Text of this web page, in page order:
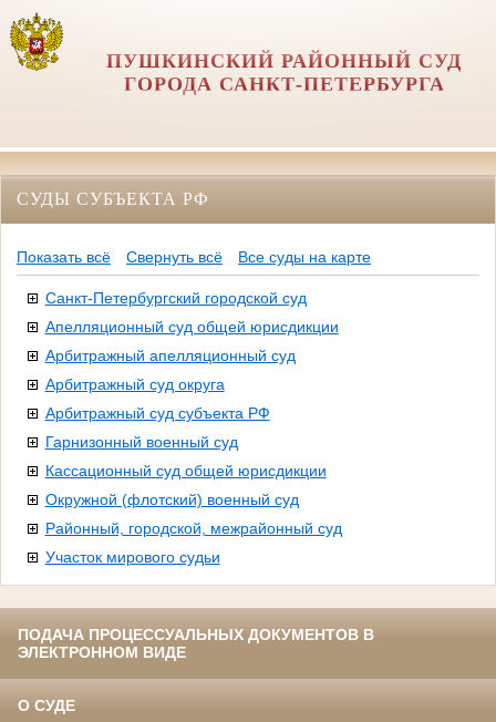
ПУШКИНСКИЙ РАЙОННЫЙ СУД
ГОРОДА САНКТ-ПЕТЕРБУРГА
СУДЫ СУБЪЕКТА РФ
Показать всё Свернуть всё Все суды на карте
Санкт-Петербургский городской суд
Апелляционный суд общей юрисдикции
Арбитражный апелляционный суд
Арбитражный суд округа
Арбитражный суд субъекта РФ
Гарнизонный военный суд
Кассационный суд общей юрисдикции
Окружной (флотский) военный суд
Районный, городской, межрайонный суд
Участок мирового судьи
ПОДАЧА ПРОЦЕССУАЛЬНЫХ ДОКУМЕНТОВ В
ЭЛЕКТРОННОМ ВИДЕ
О СУДЕ